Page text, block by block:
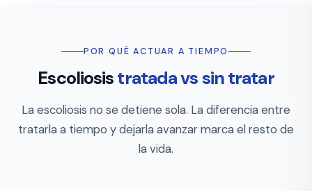
POR QUÉ ACTUAR A TIEMPO
Escoliosistratada vs sin tratar
La escoliosis no se detiene sola. La diferencia entre
tratarla a tiempo y dejarla avanzar marca el resto de
la vida.